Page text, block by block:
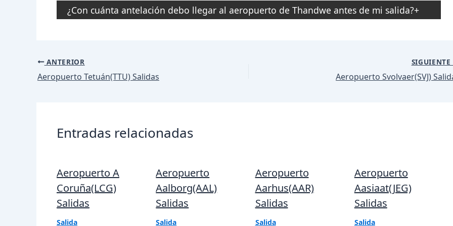
¿Con cuánta antelación debo llegar al aeropuerto de Thandwe antes de mi salida?
Navegación
de
ANTERIOR
Aeropuerto Tetuán(TTU) Salidas
SIGUIENTE
Aeropuerto Svolvaer(SVJ)
Entradas relacionadas
Aeropuerto A
Coruña(LCG)
Salidas
Salida
Aeropuerto
Aalborg(AAL)
Salidas
Salida
Aeropuerto
Aarhus(AAR)
Salidas
Salida
Aeropuerto
Aasiaat(JEG)
Salidas
Salida